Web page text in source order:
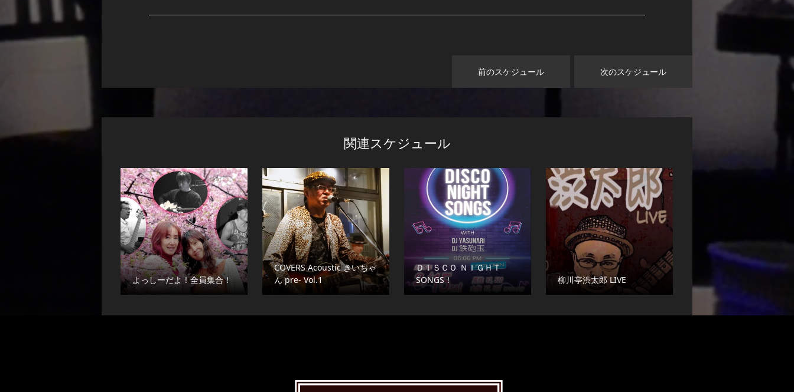
前のスケジュール 次のスケジュール
関連スケジュール
よっしーだよ！全員集合！
COVERS Acoustic きいちゃ
ん pre- Vol.1
ＤＩＳＣＯ ＮＩＧＨＴ
SONGS！
柳川亭渋太郎 LIVE